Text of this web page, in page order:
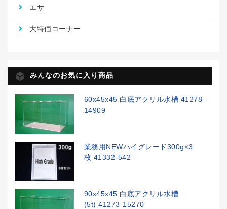
エサ
大特価コーナー
みんなのお気に入り商品
60x45x45 白底アクリル水槽 41278-
14909
業務用NEWハイグレード300g×3
枚 41332-542
90x45x45 白底アクリル水槽
(5t) 41273-15270